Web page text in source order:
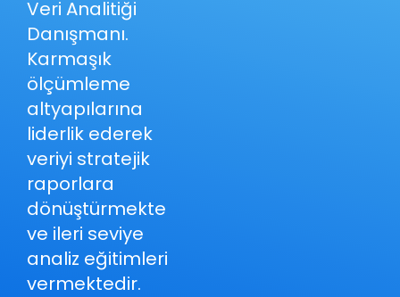
Veri Analitiği
Danışmanı.
Karmaşık
ölçümleme
altyapılarına
liderlik ederek
veriyi stratejik
raporlara
dönüştürmekte
ve ileri seviye
analiz eğitimleri
vermektedir.